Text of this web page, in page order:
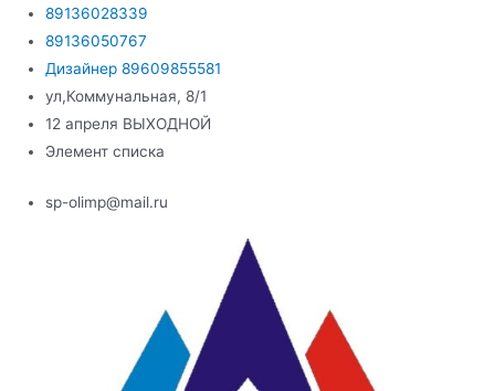
Перейти
содержимому
89136028339
89136050767
Дизайнер 89609855581
ул,Коммунальная, 8/1
12 апреля ВЫХОДНОЙ
Элемент списка
sp-olimp@mail.ru